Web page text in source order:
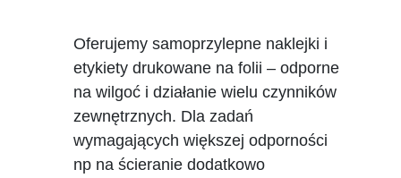
Oferujemy samoprzylepne naklejki i
etykiety drukowane na folii – odporne
na wilgoć i działanie wielu czynników
zewnętrznych. Dla zadań
wymagających większej odporności
np na ścieranie dodatkowo